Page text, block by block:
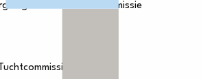
aan de Tuchtcommissie
aan de